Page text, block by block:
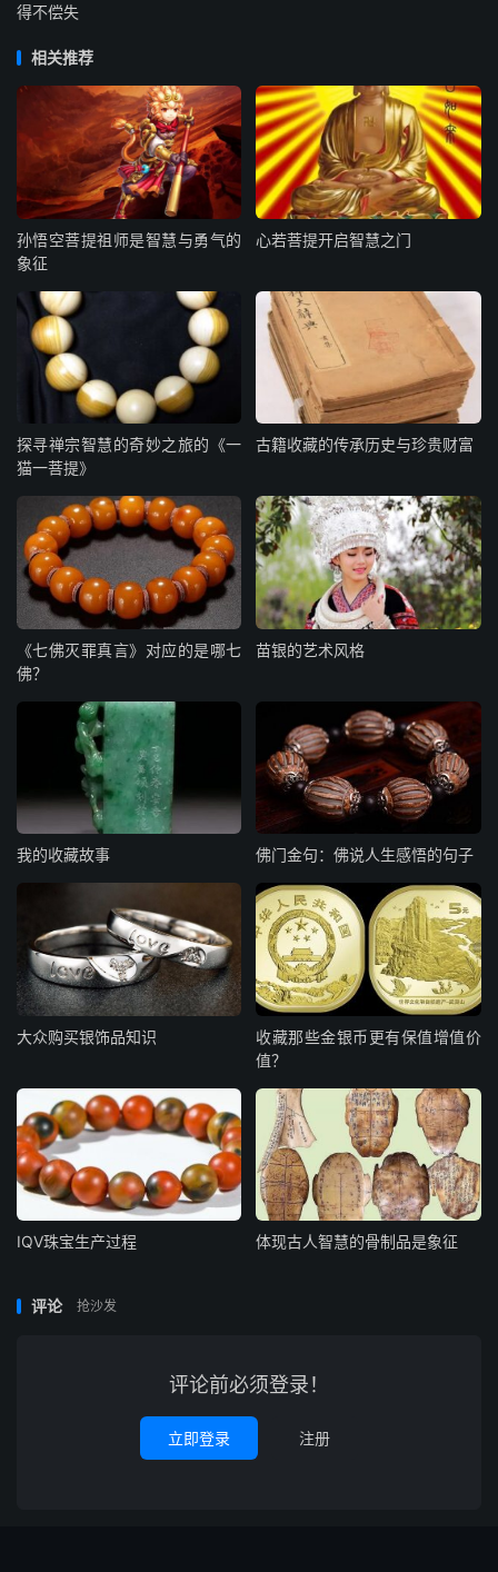
得不偿失
相关推荐
孙悟空菩提祖师是智慧与勇气的
象征
心若菩提开启智慧之门
探寻禅宗智慧的奇妙之旅的《一
猫一菩提》
古籍收藏的传承历史与珍贵财富
《七佛灭罪真言》对应的是哪七
佛？
苗银的艺术风格
我的收藏故事 佛门金句：佛说人生感悟的句子
大众购买银饰品知识
收藏那些金银币更有保值增值价
值？
IQV珠宝生产过程 体现古人智慧的骨制品是象征
评论 抢沙发
评论前必须登录！
立即登录 注册